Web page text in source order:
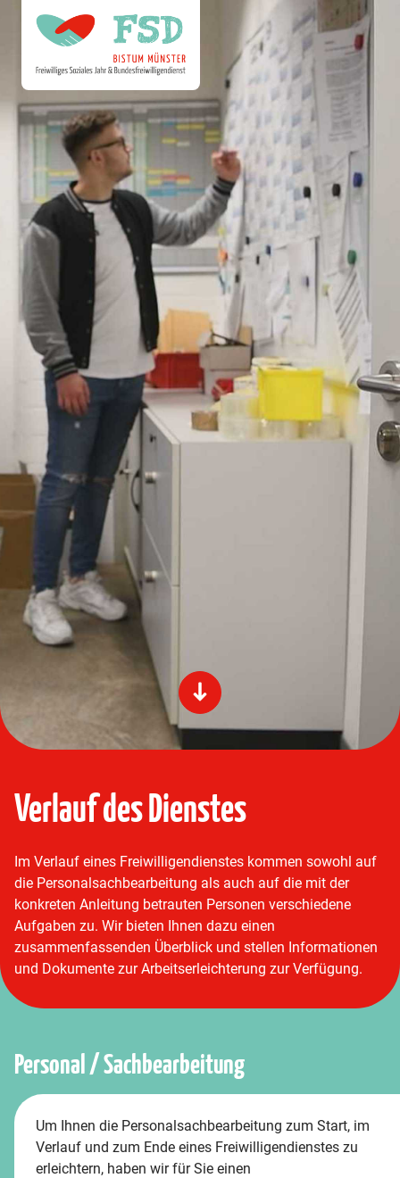
Verlauf des Dienstes
Im Verlauf eines Freiwilligendienstes kommen sowohl auf
die Personalsachbearbeitung als auch auf die mit der
konkreten Anleitung betrauten Personen verschiedene
Aufgaben zu. Wir bieten Ihnen dazu einen
zusammenfassenden Überblick und stellen Informationen
und Dokumente zur Arbeitserleichterung zur Verfügung.
Personal / Sachbearbeitung
Um Ihnen die Personalsachbearbeitung zum Start, im
Verlauf und zum Ende eines Freiwilligendienstes zu
erleichtern, haben wir für Sie einen